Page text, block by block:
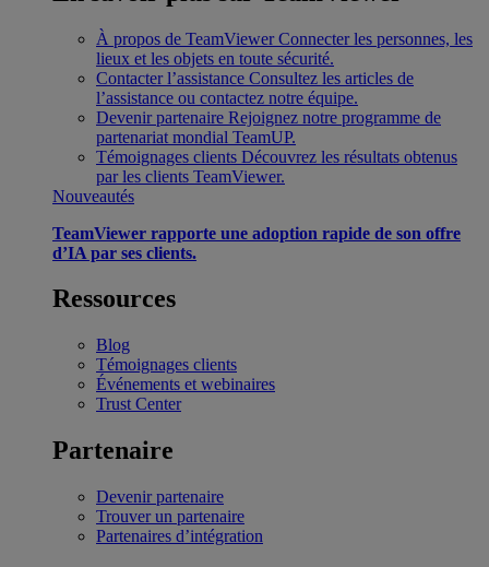
À propos de TeamViewer Connecter les personnes, les
lieux et les objets en toute sécurité.
Contacter l’assistance Consultez les articles de
l’assistance ou contactez notre équipe.
Devenir partenaire Rejoignez notre programme de
partenariat mondial TeamUP.
Témoignages clients Découvrez les résultats obtenus
par les clients TeamViewer.
Nouveautés
TeamViewer rapporte une adoption rapide de son offre
d’IA par ses clients.
Ressources
Blog
Témoignages clients
Événements et webinaires
Trust Center
Partenaire
Devenir partenaire
Trouver un partenaire
Partenaires d’intégration